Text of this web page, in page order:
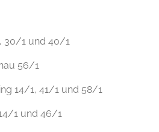
30/1 und 40/1
56/1
14/1, 41/1 und 58/1
1 und 46/1